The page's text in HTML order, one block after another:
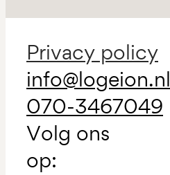
Privacy policy
info@logeion.nl
070-3467049
Volg ons
op: